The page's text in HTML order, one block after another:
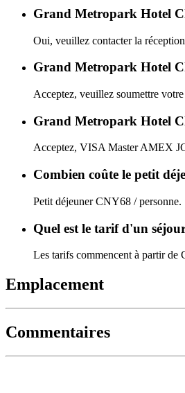
Grand Metropark Hotel
Oui, veuillez contacter la
Grand Metropark Hotel
Acceptez, veuillez soumettre
Grand Metropark Hotel
Acceptez, VISA Master AMEX
Combien coûte le petit
Petit déjeuner CNY68 / personne.
Quel est le tarif d'un
Les tarifs commencent à partir de
Emplacement
Commentaires